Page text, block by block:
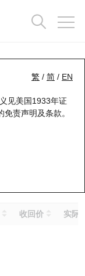
繁 / 简 / EN
见美国1933年证
免责声明及条款。
－Ｗ
收回价 实际